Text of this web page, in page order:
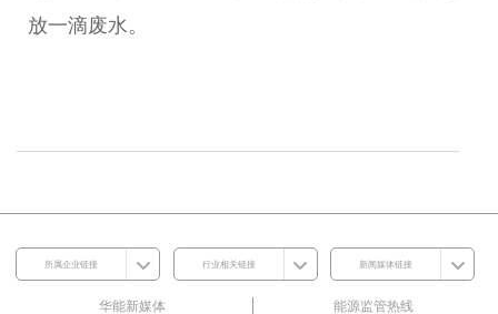
放一滴废水。
所属企业链接 行业相关链接 新闻媒体链接
华能新媒体 能源监管热线